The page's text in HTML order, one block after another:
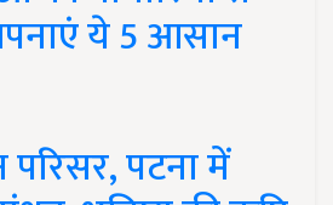
ये 5 आसान
पटना में